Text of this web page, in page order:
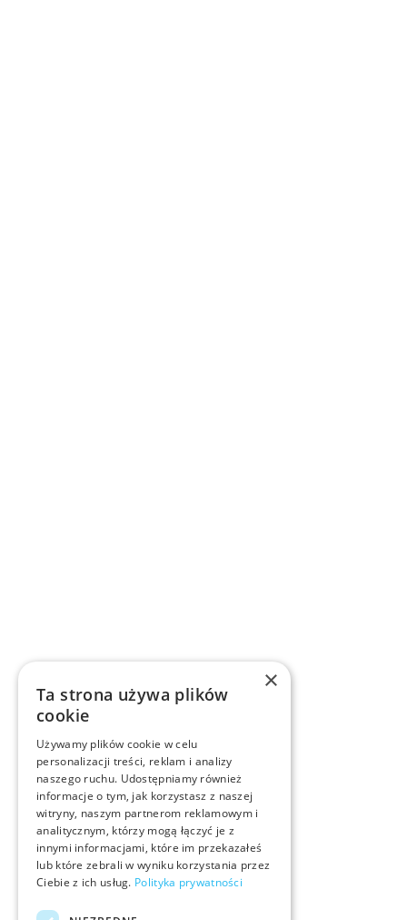
×
Ta strona używa plików
cookie
Używamy plików cookie w celu
personalizacji treści, reklam i analizy
naszego ruchu. Udostępniamy również
informacje o tym, jak korzystasz z naszej
witryny, naszym partnerom reklamowym i
analitycznym, którzy mogą łączyć je z
innymi informacjami, które im przekazałeś
lub które zebrali w wyniku korzystania przez
Ciebie z ich usług. Polityka prywatności